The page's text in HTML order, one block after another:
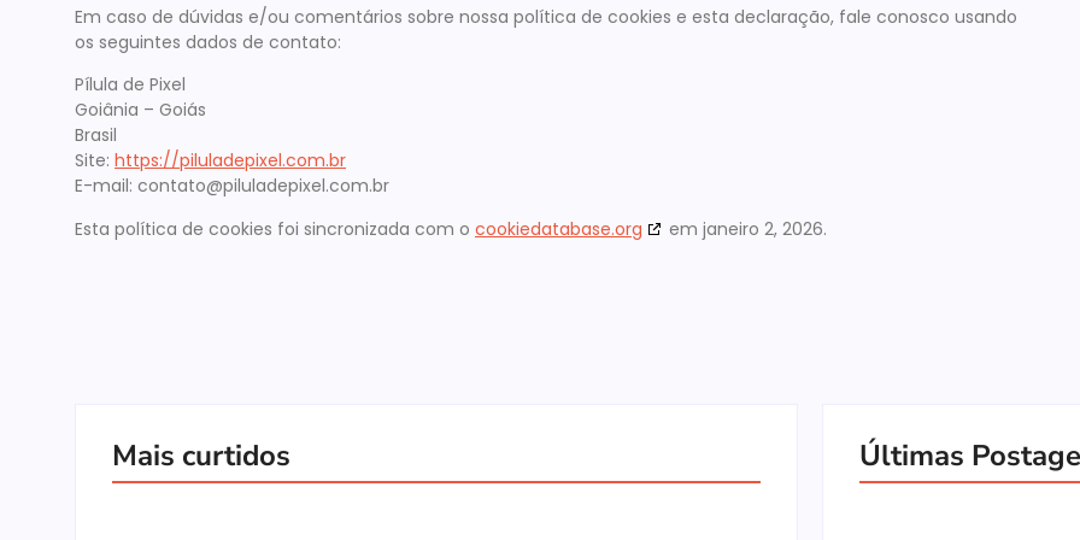
Em caso de dúvidas e/ou comentários sobre nossa política de cookies e esta declaração, fale conosco usando
os seguintes dados de contato:
Pílula de Pixel
Goiânia – Goiás
Brasil
Site: https://piluladepixel.com.br
E-mail: contato@piluladepixel.com.br
Esta política de cookies foi sincronizada com o cookiedatabase.org em janeiro 2, 2026.
Mais curtidos Últimas